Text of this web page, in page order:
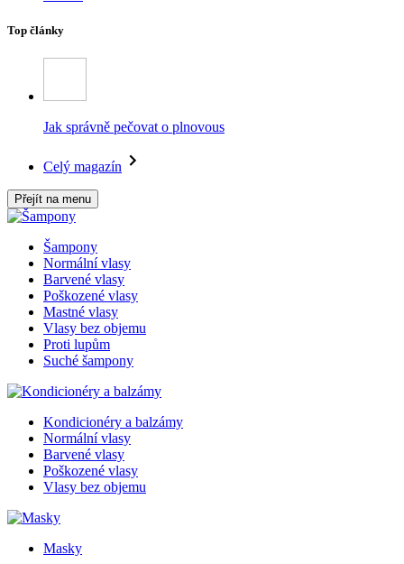
Top články
Jak správně pečovat o plnovous
Celý magazín
Přejít na menu
Šampony
Normální vlasy
Barvené vlasy
Poškozené vlasy
Mastné vlasy
Vlasy bez objemu
Proti lupům
Suché šampony
Kondicionéry a balzámy
Normální vlasy
Barvené vlasy
Poškozené vlasy
Vlasy bez objemu
Masky